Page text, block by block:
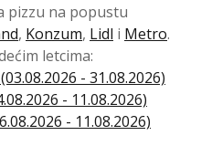
pizzu na popustu
, Konzum, Lidl i Metro.
letcima:
- 31.08.2026)
- 11.08.2026)
- 11.08.2026)